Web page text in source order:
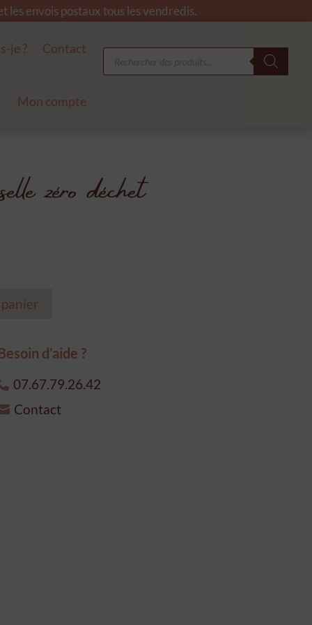
les envois postaux tous les vendredis.
je ? Contact
Mon compte
Recherche
produits
zéro déchet
€.
d’aide ?
07.67.79.26.42
Contact